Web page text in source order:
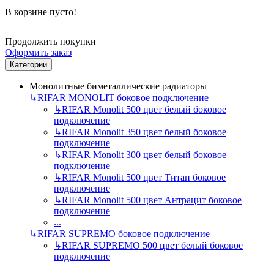
В корзине пусто!
Продолжить покупки
Оформить заказ
Категории
Монолитные биметаллические радиаторы
↳RIFAR MONOLIT боковое подключение
↳RIFAR Monolit 500 цвет белый боковое
подключение
↳RIFAR Monolit 350 цвет белый боковое
подключение
↳RIFAR Monolit 300 цвет белый боковое
подключение
↳RIFAR Monolit 500 цвет Титан боковое
подключение
↳RIFAR Monolit 500 цвет Антрацит боковое
подключение
...
↳RIFAR SUPREMO боковое подключение
↳RIFAR SUPREMO 500 цвет белый боковое
подключение